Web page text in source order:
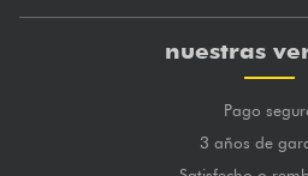
nuestras
Pago
3 años de